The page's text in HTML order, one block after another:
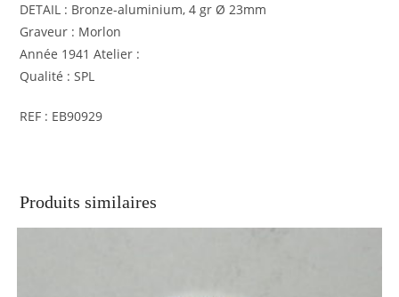
DETAIL : Bronze-aluminium, 4 gr Ø 23mm
Graveur : Morlon
Année 1941 Atelier :
Qualité : SPL
REF : EB90929
Produits similaires